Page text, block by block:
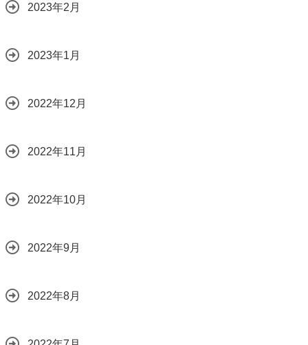
2023年2月
2023年1月
2022年12月
2022年11月
2022年10月
2022年9月
2022年8月